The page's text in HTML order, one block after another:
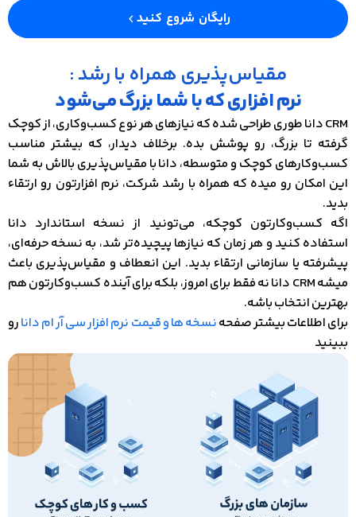
رایگان شروع کنید
مقیاس‌پذیری همراه با رشد :
نرم‌ افزاری که با شما بزرگ می‌شود
CRM دانا طوری طراحی شده که نیازهای هر نوع کسب‌وکاری، از کوچک
گرفته تا بزرگ، رو پوشش بده. برخلاف دیدار، که بیشتر مناسب
کسب‌وکارهای کوچک و متوسطه، دانا با مقیاس‌پذیری بالاش به شما
این امکان رو میده که همراه با رشد شرکت، نرم‌ افزارتون رو ارتقاء
بدید.
اگه کسب‌وکارتون کوچکه، می‌تونید از نسخه استاندارد دانا
استفاده کنید و هر زمان که نیازها پیچیده‌تر شد، به نسخه حرفه‌ای،
پیشرفته یا سازمانی ارتقاء بدید. این انعطاف و مقیاس‌پذیری باعث
میشه CRM دانا نه فقط برای امروز، بلکه برای آینده کسب‌وکارتون هم
بهترین انتخاب باشه.
برای اطلاعات بیشتر صفحهنسخه ها و قیمت نرم افزار سی آر ام دانارو
ببینید